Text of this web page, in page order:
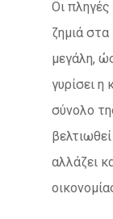
Οι πληγές
ζημιά στα
μεγάλη,
γυρίσει
σύνολο
αλλάζει